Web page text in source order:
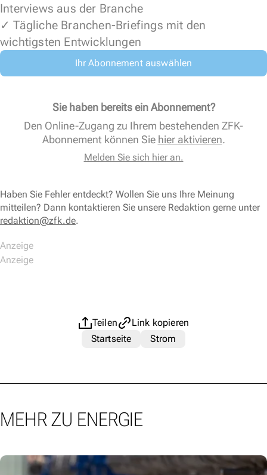
Interviews aus der Branche
✓ Tägliche Branchen-Briefings mit den
wichtigsten Entwicklungen
Ihr Abonnement auswählen
Sie haben bereits ein Abonnement?
Den Online-Zugang zu Ihrem bestehenden ZFK-
Abonnement können Sie hier aktivieren.
Melden Sie sich hier an.
Haben Sie Fehler entdeckt? Wollen Sie uns Ihre Meinung
mitteilen? Dann kontaktieren Sie unsere Redaktion gerne unter
redaktion@zfk.de.
Teilen
Link kopieren
Startseite
Strom
MEHR ZU ENERGIE